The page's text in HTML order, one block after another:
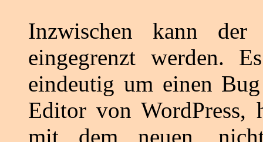
Inzwischen kann der
eingegrenzt werden.
eindeutig um einen
Editor von WordPress,
mit dem neuen,